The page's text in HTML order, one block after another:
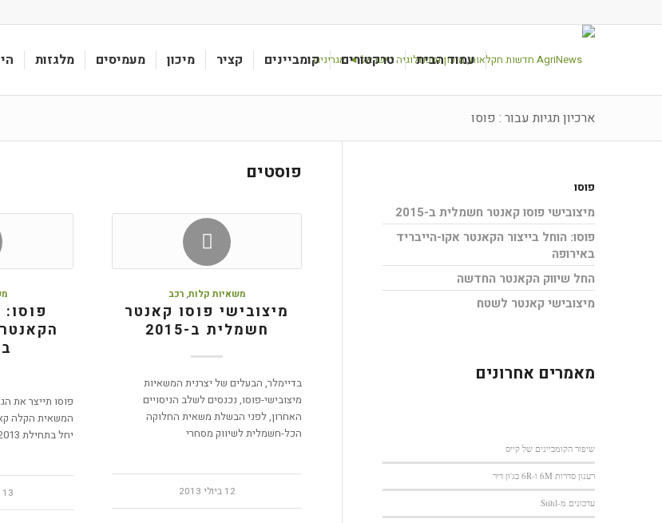
עמוד הבית טרקטורים קומביינים קציר מיכון מעמיסים מלגזות
ארכיון תגיות עבור : פוסו
פוסטים
משאיות קלות, רכב
מיצובישי פוסו קאנטר
חשמלית ב-2015
בדיימלר, הבעלים של יצרנית המשאיות
מיצובישי-פוסו, נכנסים לשלב הניסויים
האחרון, לפני הבשלת משאית החלוקה
הכל-חשמלית לשיווק מסחרי
12 ביולי 2013
פוסו:
פוסו תייצר את
המשאית הקלה
יחל בתחילת 2013
13 בנובמבר 2012
פוסו
מיצובישי פוסו קאנטר חשמלית ב-2015
פוסו: הוחל בייצור הקאנטר אקו-הייבריד
באירופה
החל שיווק הקאנטר החדשה
מיצובישי קאנטר לשטח
מאמרים אחרונים
שיפור הקומביינים של קייס
רענון סדרות 6M ו-6R בג'ון דיר
עדכונים מ-Stihl